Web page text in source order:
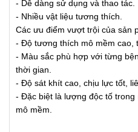
- Dễ dàng sử dụng và thao tác.
- Nhiều vật liệu tương thích.
Các ưu điểm vượt trội của sản
- Độ tương thích mô mềm cao,
- Màu sắc phù hợp với từng
thời gian.
- Độ sát khít cao, chịu lực tốt,
- Đặc biệt là lượng độc tố trong
mô mềm.